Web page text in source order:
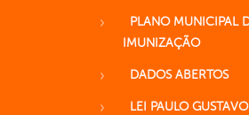
PLANO MUNICIPAL
IMUNIZAÇÃO
DADOS ABERTOS
LEI PAULO GUSTAVO